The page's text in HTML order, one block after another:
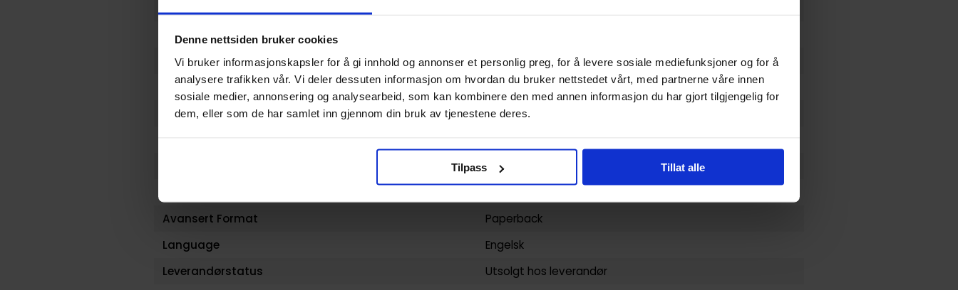
Denne nettsiden bruker cookies
Vi bruker informasjonskapsler for å gi innhold og annonser et personlig preg, for å levere sosiale mediefunksjoner og for å
analysere trafikken vår. Vi deler dessuten informasjon om hvordan du bruker nettstedet vårt, med partnerne våre innen
sosiale medier, annonsering og analysearbeid, som kan kombinere den med annen informasjon du har gjort tilgjengelig for
dem, eller som de har samlet inn gjennom din bruk av tjenestene deres.
Tilpass Tillat alle
Illustratør
Antall Sider
160
Publisher
Dark Horse Comics
Lanseringsdato (dd.mm.yyyy)
17.08.2017
Voksen
Avansert Format
Paperback
Language
Engelsk
Leverandørstatus
Utsolgt hos leverandør